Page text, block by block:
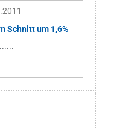
Schnitt um 1,6%